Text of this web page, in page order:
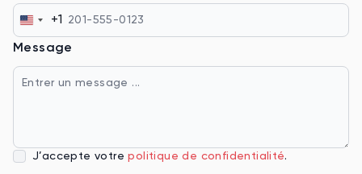
États-
Unis
+1
Message
J’accepte votrepolitique de confidentialité.